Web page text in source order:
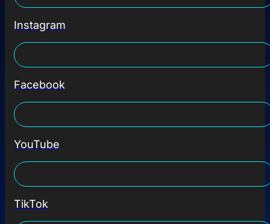
Instagram
Facebook
YouTube
TikTok